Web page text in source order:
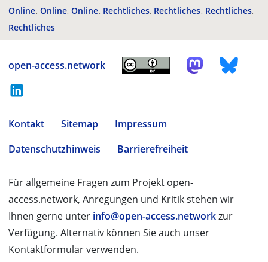
Online Online Online Rechtliches Rechtliches Rechtliches
Rechtliches
open-access.network
Kontakt Sitemap
Impressum
Datenschutzhinweis
Barrierefreiheit
Für allgemeine Fragen zum Projekt open-
access.network, Anregungen und Kritik stehen wir
Ihnen gerne unter info@open-access.networkzur
Verfügung. Alternativ können Sie auch unser
Kontaktformular verwenden.